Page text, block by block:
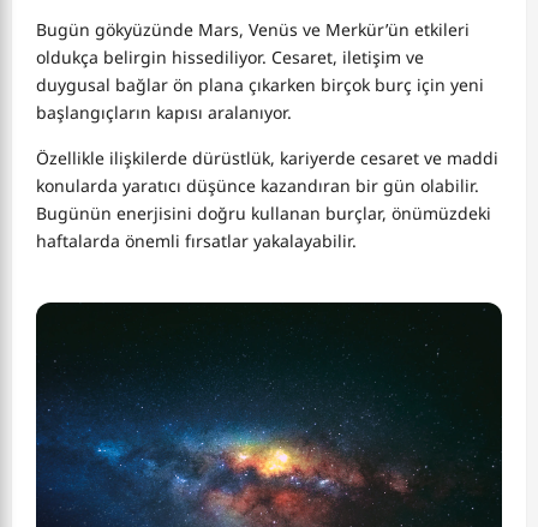
Bugün gökyüzünde Mars, Venüs ve Merkür’ün etkileri
oldukça belirgin hissediliyor. Cesaret, iletişim ve
duygusal bağlar ön plana çıkarken birçok burç için yeni
başlangıçların kapısı aralanıyor.
Özellikle ilişkilerde dürüstlük, kariyerde cesaret ve maddi
konularda yaratıcı düşünce kazandıran bir gün olabilir.
Bugünün enerjisini doğru kullanan burçlar, önümüzdeki
haftalarda önemli fırsatlar yakalayabilir.